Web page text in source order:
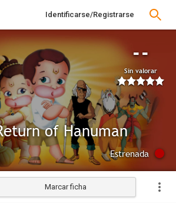
Identificarse/Registrarse
--
Sin valorar
of Hanuman
Estrenada
Marcar ficha